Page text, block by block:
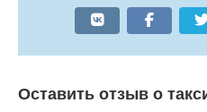
Оставить отзыв о